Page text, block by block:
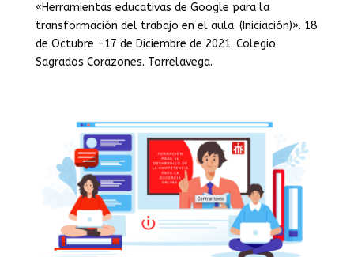
«Herramientas educativas de Google para la
transformación del trabajo en el aula. (Iniciación)». 18
de Octubre -17 de Diciembre de 2021. Colegio
Sagrados Corazones. Torrelavega.